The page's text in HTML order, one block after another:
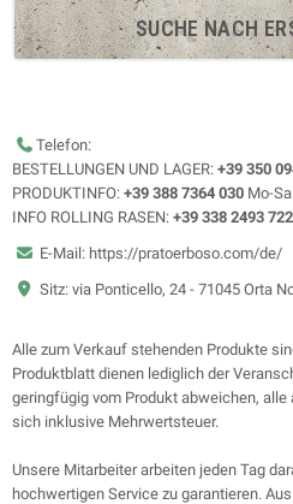
SUCHE NACH
Telefon:
BESTELLUNGEN UND LAGER: +39 350
PRODUKTINFO: +39 388 7364 030 Mo-
INFO ROLLING RASEN: +39 338 2493 722
E-Mail: https://pratoerboso.com/de/
Sitz: via Ponticello, 24 - 71045 Orta
Alle zum Verkauf stehenden Produkte
Produktblatt dienen lediglich der
geringfügig vom Produkt abweichen,
sich inklusive Mehrwertsteuer.
Unsere Mitarbeiter arbeiten jeden Tag
hochwertigen Service zu garantieren.